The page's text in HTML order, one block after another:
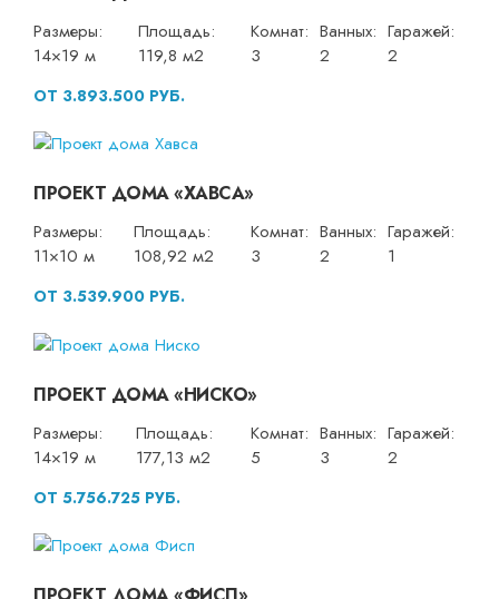
Размеры:
14×19 м
Площадь:
119,8 м2
Комнат:
3
Ванных:
2
Гаражей:
2
ОТ 3.893.500 РУБ.
ПРОЕКТ ДОМА «ХАВСА»
Размеры:
11×10 м
Площадь:
108,92 м2
Комнат:
3
Ванных:
2
Гаражей:
1
ОТ 3.539.900 РУБ.
ПРОЕКТ ДОМА «НИСКО»
Размеры:
14×19 м
Площадь:
177,13 м2
Комнат:
5
Ванных:
3
Гаражей:
2
ОТ 5.756.725 РУБ.